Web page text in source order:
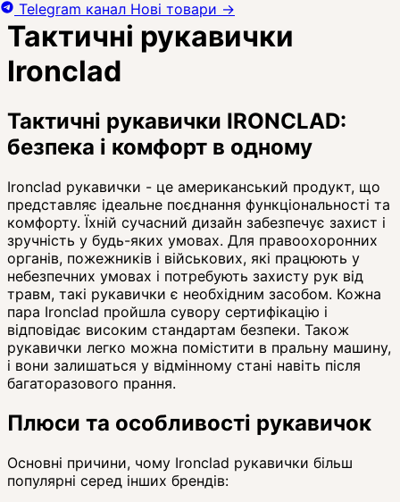
Тактичні рукавички
Ironclad
Тактичні рукавички IRONCLAD:
безпека і комфорт в одному
Ironclad рукавички - це американський продукт, що
представляє ідеальне поєднання функціональності та
комфорту. Їхній сучасний дизайн забезпечує захист і
зручність у будь-яких умовах. Для правоохоронних
органів, пожежників і військових, які працюють у
небезпечних умовах і потребують захисту рук від
травм, такі рукавички є необхідним засобом. Кожна
пара Ironclad пройшла сувору сертифікацію і
відповідає високим стандартам безпеки. Також
рукавички легко можна помістити в пральну машину,
і вони залишаться у відмінному стані навіть після
багаторазового прання.
Плюси та особливості рукавичок
Основні причини, чому Ironclad рукавички більш
популярні серед інших брендів:
Telegram канал Нові товари →